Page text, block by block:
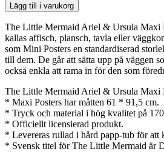
Lägg till i varukorg
The Little Mermaid Ariel & Ursula Maxi
kallas affisch, plansch, tavla eller
som Mini Posters en standardiserad
till dem. De går att sätta upp på väggen
också enkla att rama in för den som
The Little Mermaid Ariel & Ursula Maxi
* Maxi Posters har måtten 61 * 91,5 cm.
* Tryck och material i hög kvalitet på
* Officiellt licensierad produkt.
* Levereras rullad i hård papp-tub för att
* Svensk titel för The Little Mermaid är